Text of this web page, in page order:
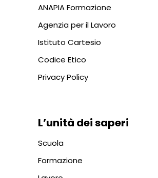
ANAPIA Formazione
Agenzia per il Lavoro
Istituto Cartesio
Codice Etico
Privacy Policy
L’unità dei saperi
Scuola
Formazione